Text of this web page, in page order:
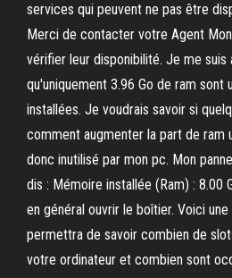
services qui peuvent ne pas être
Merci de contacter votre Agent
vérifier leur disponibilité. Je me suis
qu'uniquement 3.96 Go de ram sont
installées. Je voudrais savoir si
comment augmenter la part de ram
donc inutilisé par mon pc. Mon
dis : Mémoire installée (Ram) : 8.00
en général ouvrir le boîtier. Voici
permettra de savoir combien de
votre ordinateur et combien sont